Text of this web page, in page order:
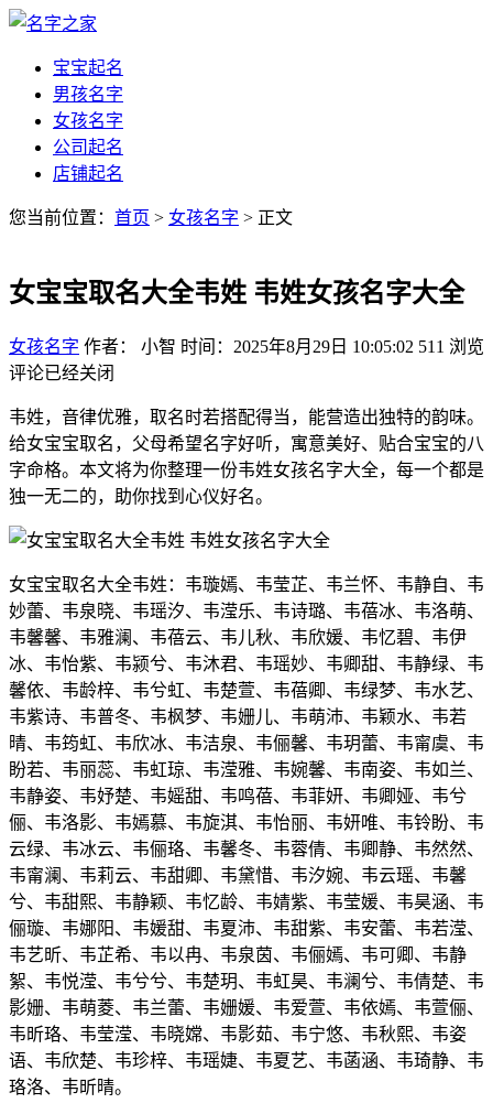
宝宝起名
男孩名字
女孩名字
公司起名
店铺起名
您当前位置： 首页 > 女孩名字 > 正文
女宝宝取名大全韦姓 韦姓女孩名字大全
女孩名字 作者： 小智 时间：2025年8月29日 10:05:02 511 浏览
评论已经关闭
韦姓，音律优雅，取名时若搭配得当，能营造出独特的韵味。
给女宝宝取名，父母希望名字好听，寓意美好、贴合宝宝的八
字命格。本文将为你整理一份韦姓女孩名字大全，每一个都是
独一无二的，助你找到心仪好名。
女宝宝取名大全韦姓：韦璇嫣、韦莹芷、韦兰怀、韦静自、韦
妙蕾、韦泉晓、韦瑶汐、韦滢乐、韦诗璐、韦蓓冰、韦洛萌、
韦馨馨、韦雅澜、韦蓓云、韦儿秋、韦欣媛、韦忆碧、韦伊
冰、韦怡紫、韦颍兮、韦沐君、韦瑶妙、韦卿甜、韦静绿、韦
馨依、韦龄梓、韦兮虹、韦楚萱、韦蓓卿、韦绿梦、韦水艺、
韦紫诗、韦普冬、韦枫梦、韦姗儿、韦萌沛、韦颖水、韦若
晴、韦筠虹、韦欣冰、韦洁泉、韦俪馨、韦玥蕾、韦甯虞、韦
盼若、韦丽蕊、韦虹琼、韦滢雅、韦婉馨、韦南姿、韦如兰、
韦静姿、韦妤楚、韦媱甜、韦鸣蓓、韦菲妍、韦卿娅、韦兮
俪、韦洛影、韦嫣慕、韦旋淇、韦怡丽、韦妍唯、韦铃盼、韦
云绿、韦冰云、韦俪珞、韦馨冬、韦蓉倩、韦卿静、韦然然、
韦甯澜、韦莉云、韦甜卿、韦黛惜、韦汐婉、韦云瑶、韦馨
兮、韦甜熙、韦静颖、韦忆龄、韦婧紫、韦莹媛、韦昊涵、韦
俪璇、韦娜阳、韦媛甜、韦夏沛、韦甜紫、韦安蕾、韦若滢、
韦艺昕、韦芷希、韦以冉、韦泉茵、韦俪嫣、韦可卿、韦静
絮、韦悦滢、韦兮兮、韦楚玥、韦虹昊、韦澜兮、韦倩楚、韦
影姗、韦萌菱、韦兰蕾、韦姗媛、韦爱萱、韦依嫣、韦萱俪、
韦昕珞、韦莹滢、韦晓嫦、韦影茹、韦宁悠、韦秋熙、韦姿
语、韦欣楚、韦珍梓、韦瑶婕、韦夏艺、韦菡涵、韦琦静、韦
珞洛、韦昕晴。